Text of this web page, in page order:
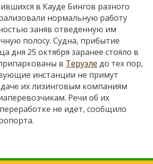
в Кауде Бингов разного
нормальную работу
заняв отведенную им
полосу. Судна, прибытие
дня 25 октября заранее стояло в
в Теруэле до тех пор,
инстанции не примут
их лизинговым компаниям
Речи об их
не идет, сообщило